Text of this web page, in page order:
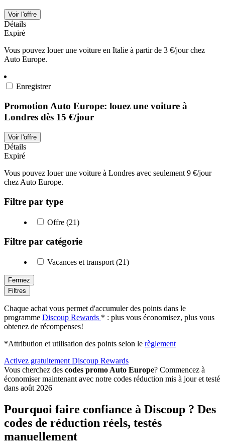
Voir l'offre
Détails
Expiré
Vous pouvez louer une voiture en Italie à partir de 3 €/jour chez
Auto Europe.
Enregistrer
Promotion Auto Europe: louez une voiture à
Londres dès 15 €/jour
Voir l'offre
Détails
Expiré
Vous pouvez louer une voiture à Londres avec seulement 9 €/jour
chez Auto Europe.
Filtre par type
Offre (21)
Filtre par catégorie
Vacances et transport (21)
Fermez
Filtres
Chaque achat vous permet d'accumuler des points dans le
programme Discoup Rewards * : plus vous économisez, plus vous
obtenez de récompenses!
*Attribution et utilisation des points selon le règlement
Activez gratuitement Discoup Rewards
Vous cherchez des codes promo Auto Europe? Commencez à
économiser maintenant avec notre codes réduction mis à jour et testé
dans août 2026
Pourquoi faire confiance à Discoup ? Des
codes de réduction réels, testés
manuellement